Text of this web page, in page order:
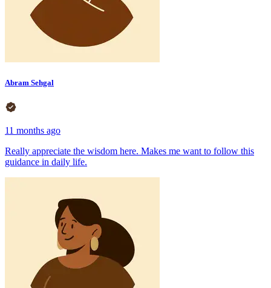
Abram Sehgal
11 months ago
Really appreciate the wisdom here. Makes me want to follow this
guidance in daily life.